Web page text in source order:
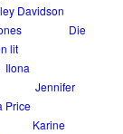
Davidson
Die
lit
Ilona
Jennifer
Price
Karine